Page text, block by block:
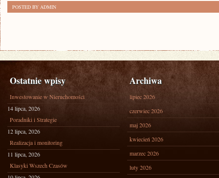
POSTED BY ADMIN
Ostatnie wpisy
Inwestowanie w Nieruchomości
14 lipca, 2026
Poradniki i Strategie
12 lipca, 2026
Realizacja i monitoring
11 lipca, 2026
Klasyki Wszech Czasów
Archiwa
lipiec 2026
czerwiec 2026
maj 2026
kwiecień 2026
marzec 2026
luty 2026